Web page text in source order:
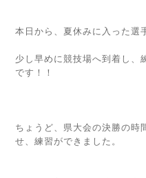
本日から、夏休みに入った選
少し早めに競技場へ到着し、
です！！
ちょうど、県大会の決勝の時
せ、練習ができました。